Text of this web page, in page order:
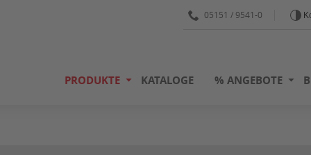
05151 / 9541-0
PRODUKTE KATALOGE % ANGEBOTE